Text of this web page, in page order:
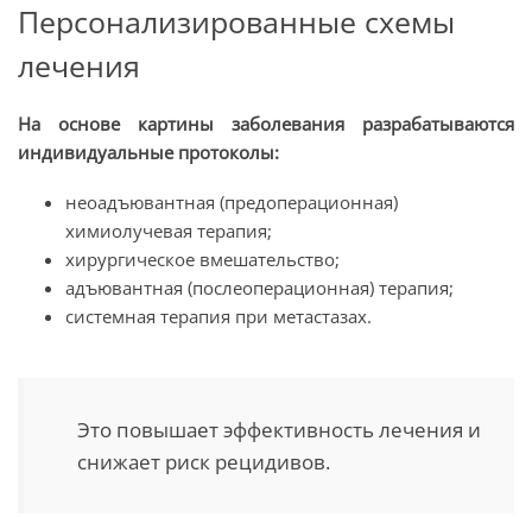
Персонализированные схемы
лечения
На основе картины заболевания разрабатываются
индивидуальные протоколы:
неоадъювантная (предоперационная)
химиолучевая терапия;
хирургическое вмешательство;
адъювантная (послеоперационная) терапия;
системная терапия при метастазах.
Это повышает эффективность лечения и
снижает риск рецидивов.